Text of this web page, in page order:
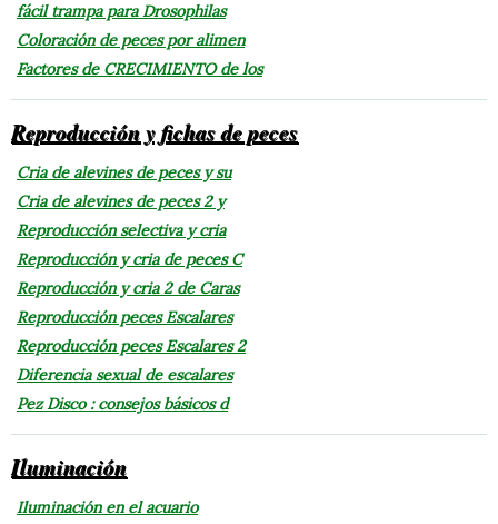
fácil trampa para Drosophilas
Coloración de peces por alimen
Factores de CRECIMIENTO de los
Reproducción y fichas de peces
Cria de alevines de peces y su
Cria de alevines de peces 2 y
Reproducción selectiva y cria
Reproducción y cria de peces C
Reproducción y cria 2 de Caras
Reproducción peces Escalares
Reproducción peces Escalares 2
Diferencia sexual de escalares
Pez Disco : consejos básicos d
Iluminación
Iluminación en el acuario